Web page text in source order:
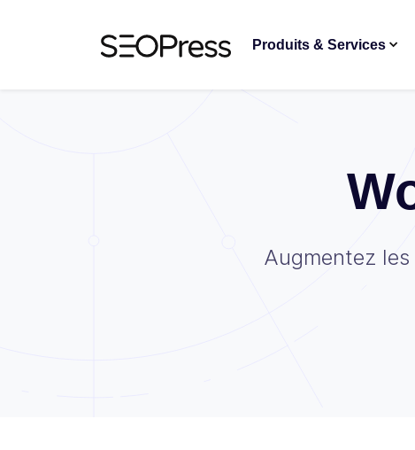
Produits & Services
Augmentez